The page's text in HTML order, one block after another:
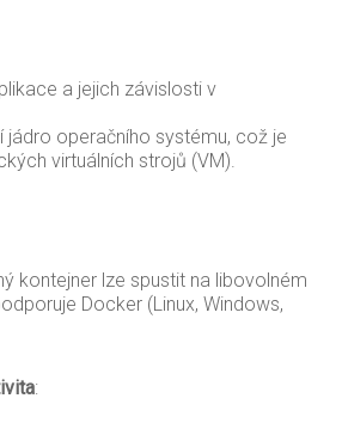
a jejich závislosti v
jádro operačního systému, což je
virtuálních strojů (VM).
kontejner lze spustit na libovolném
Docker (Linux, Windows,
: